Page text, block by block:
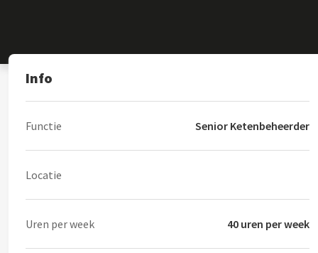
Info
Functie Senior Ketenbeheerder
Locatie
Uren per week 40 uren per week